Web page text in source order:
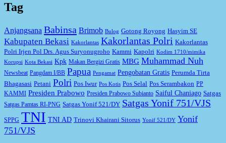
Tag
Anjangsana Babinsa Brimob Bulog Gotong Royong Hasyim SE
Kabupaten Bekasi Kakorlantas Kakorlantas Polri Kakorlantas
Polri Irjen Pol Drs. Agus Suryonugroho Kammi Kapolri Kodim 1710/mimika
Korupsi Kota Bekasi Kpk Makan Bergizi Gratis MBG Muhammad Nuh
Newsbeat Pangdam I/BB Papua Pengamat Pengobatan Gratis Perumda Tirta
Bhagasasi Petani Polri Pos Iwur Pos Kotis Pos Selal Pos Serambakon PP
KAMMI Presiden Prabowo Presiden Prabowo Subianto Saiful Chaniago Satgas
Satgas Pamtas RI-PNG Satgas Yonif 521/DY Satgas Yonif 751/VJS
SPPG TNI TNI AD Trinovi Khairani Sitorus Yonif 521/DY Yonif
751/VJS